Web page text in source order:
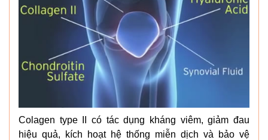
Colagen type II có tác dụng kháng viêm, giảm đau
hiệu quả, kích hoạt hệ thống miễn dịch và bảo vệ